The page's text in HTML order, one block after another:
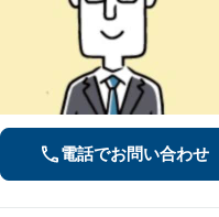
電話でお問い合わせ